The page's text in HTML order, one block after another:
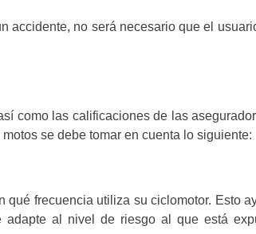
accidente, no será necesario que el
como las calificaciones de las
se debe tomar en cuenta lo siguiente:
frecuencia utiliza su ciclomotor. Esto
al nivel de riesgo al que está